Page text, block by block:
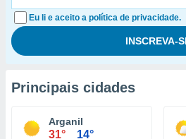
Eu li e aceito a política de privacidade.
Principais cidades
Arganil
31° 14°